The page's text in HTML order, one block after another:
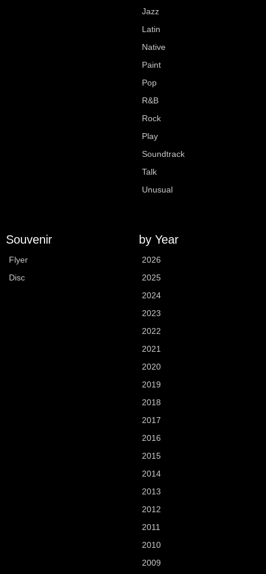
Jazz
Latin
Native
Paint
Pop
R&B
Rock
Play
Soundtrack
Talk
Unusual
Souvenir
Flyer
Disc
by Year
2026
2025
2024
2023
2022
2021
2020
2019
2018
2017
2016
2015
2014
2013
2012
2011
2010
2009